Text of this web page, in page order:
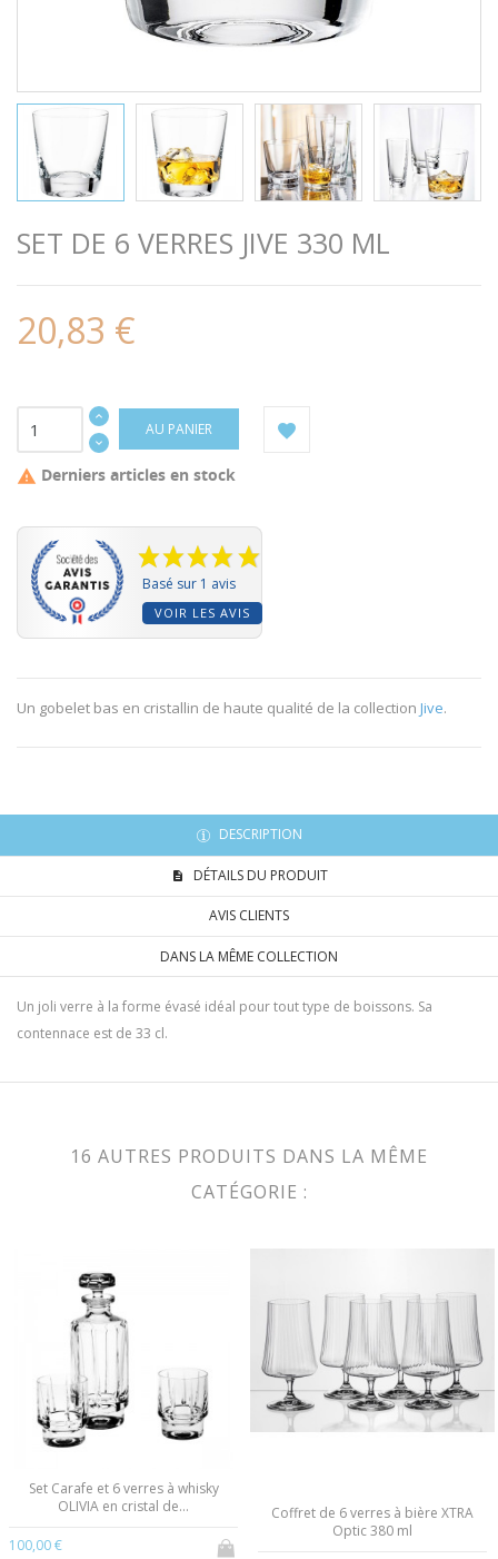
SET DE 6 VERRES JIVE 330 ML
20,83 €
AU PANIER
 Derniers articles en stock
Basé sur 1 avis
VOIR LES AVIS
Un gobelet bas en cristallin de haute qualité de la collection Jive.
DESCRIPTION
DÉTAILS DU PRODUIT
AVIS CLIENTS
DANS LA MÊME COLLECTION
Un joli verre à la forme évasé idéal pour tout type de boissons. Sa
contennace est de 33 cl.
16 AUTRES PRODUITS DANS LA MÊME
CATÉGORIE :
Set Carafe et 6 verres à whisky
OLIVIA en cristal de...
100,00 €
Coffret de 6 verres à bière XTRA
Optic 380 ml